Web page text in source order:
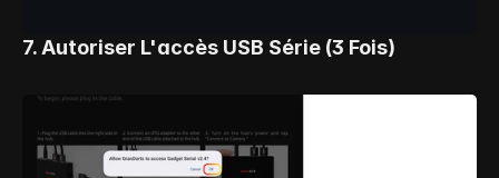
7. Autoriser L'accès USB Série (3 Fois)